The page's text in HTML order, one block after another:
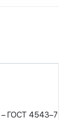
– ГОСТ 4543–71.